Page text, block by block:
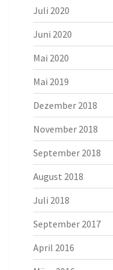
Juli 2020
Juni 2020
Mai 2020
Mai 2019
Dezember 2018
November 2018
September 2018
August 2018
Juli 2018
September 2017
April 2016